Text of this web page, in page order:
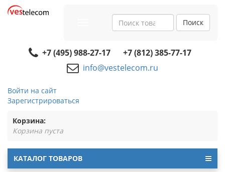
navigation
Поиск
+7 (495) 988-27-17
+7 (812) 385-77-17
info@vestelecom.ru
Войти на сайт
Зарегистрироваться
Корзина:
Корзина пуста
КАТАЛОГ ТОВАРОВ